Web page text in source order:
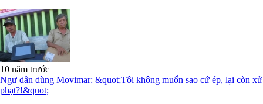
10 năm trước
Ngư dân dùng Movimar: &quot;Tôi không muốn sao cứ ép, lại còn xử
phạt?!&quot;